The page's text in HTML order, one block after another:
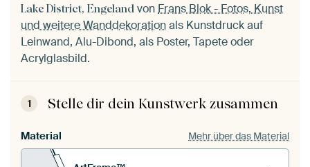
Lake District, Engeland von Frans Blok - Fotos, Kunst
und weitere Wanddekorationals Kunstdruck auf
Leinwand, Alu-Dibond, als Poster, Tapete oder
Acrylglasbild.
1 Stelle dir dein Kunstwerk zusammen
Material Mehr über das Material